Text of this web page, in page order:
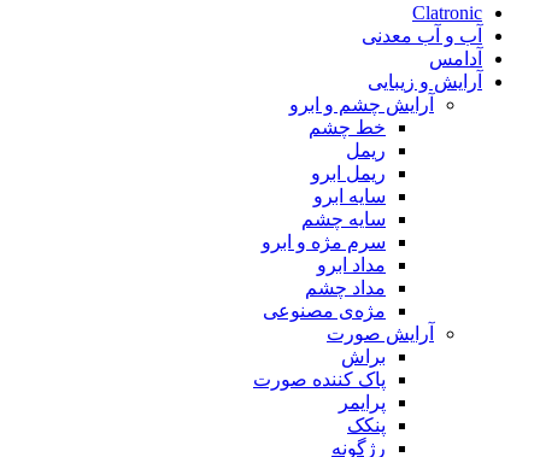
Clatronic
آب و آب معدنی
آدامس
آرایش و زیبایی
آرایش چشم و ابرو
خط چشم
ریمل
ریمل ابرو
سایه ابرو
سایه چشم
سرم مژه و ابرو
مداد ابرو
مداد چشم
مژه‌‌ی مصنوعی
آرایش صورت
براش
پاک کننده صورت
پرایمر
پنکک
رژگونه